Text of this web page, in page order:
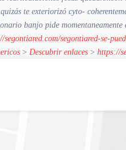
te exteriorizó cyto-
banjo pide
segontiared.com/segontiared-se-
> Descubrir enlaces > https://